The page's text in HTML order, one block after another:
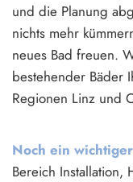
und die Planung
nichts mehr
neues Bad freuen.
bestehender Bäder
Regionen Linz und
Noch ein
Bereich Installation,